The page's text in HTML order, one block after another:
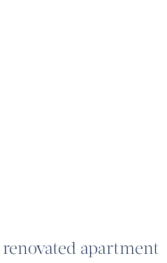
apartment